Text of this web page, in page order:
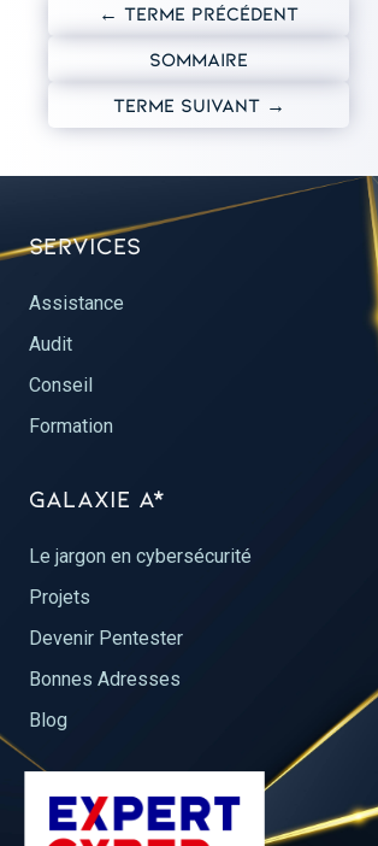
← TERME PRÉCÉDENT
SOMMAIRE
TERME SUIVANT →
Services
Assistance
Audit
Conseil
Formation
Galaxie a*
Le jargon en cybersécurité
Projets
Devenir Pentester
Bonnes Adresses
Blog